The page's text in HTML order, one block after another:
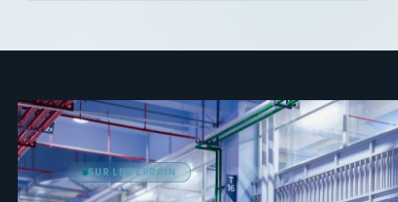
SUR LE TERRAIN